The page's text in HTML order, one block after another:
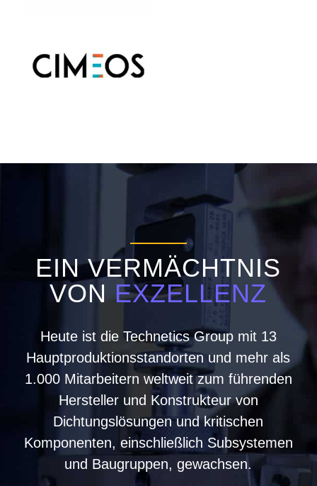
EIN VERMÄCHTNIS
VONEXZELLENZ
Heute ist die Technetics Group mit 13
Hauptproduktionsstandorten und mehr als
1.000 Mitarbeitern weltweit zum führenden
Hersteller und Konstrukteur von
Dichtungslösungen und kritischen
Komponenten, einschließlich Subsystemen
und Baugruppen, gewachsen.